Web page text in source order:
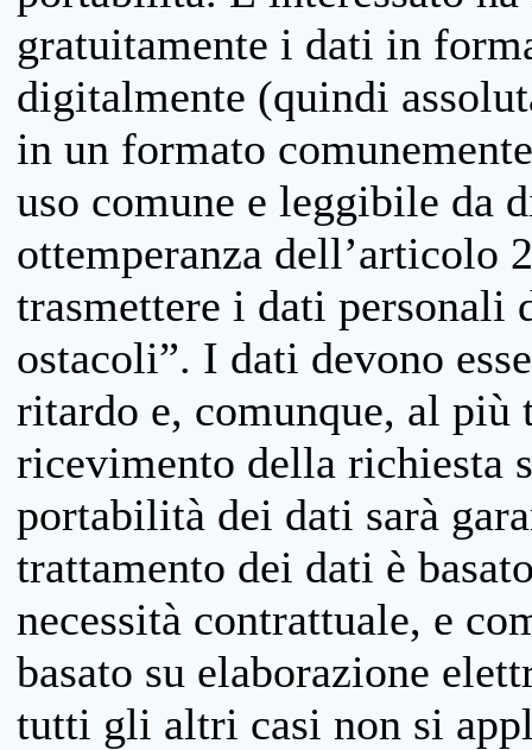
gratuitamente i dati in
digitalmente (quindi
in un formato
uso comune e leggibile da
ottemperanza dell’articolo
trasmettere i dati personali
ostacoli”. I dati devono
ritardo e, comunque, al più
ricevimento della richiesta
portabilità dei dati sarà
trattamento dei dati è
necessità contrattuale, e
basato su elaborazione
tutti gli altri casi non si